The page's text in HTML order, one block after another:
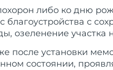
либо ко дню
с
озеленение участка
после установки
состоянии,